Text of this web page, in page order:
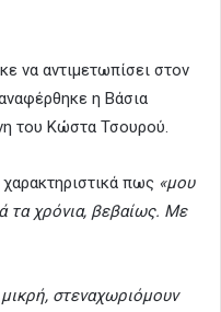
να αντιμετωπίσει στον
η Βάσια
του Κώστα Τσουρού.
πως «μου
τα χρόνια, βεβαίως. Με
μικρή, στεναχωριόμουν